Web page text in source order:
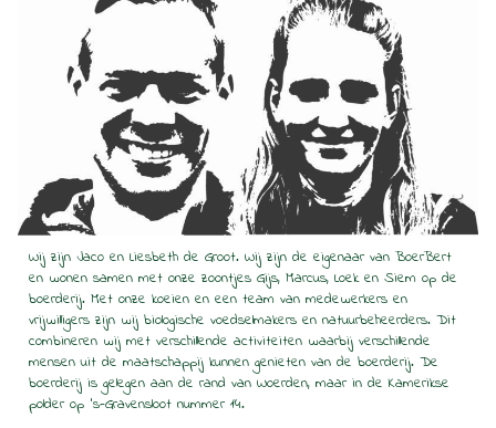
Wij zijn Jaco en Liesbeth de Groot. Wij zijn de eigenaar van BoerBert
en wonen samen met onze zoontjes Gijs, Marcus, Loek en Siem op de
boerderij. Met onze koeien en een team van medewerkers en
vrijwilligers zijn wij biologische voedselmakers en natuurbeheerders. Dit
combineren wij met verschillende activiteiten waarbij verschillende
mensen uit de maatschappij kunnen genieten van de boerderij. De
boerderij is gelegen aan de rand van Woerden, maar in de Kamerikse
polder op ’s-Gravensloot nummer 14.